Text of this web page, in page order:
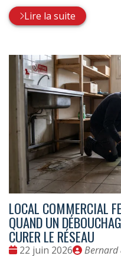
Lire la suite
LOCAL COMMERCIAL
QUAND UN
CURER LE RÉSEAU
Date
22 juin 2026
Publié
Bernard